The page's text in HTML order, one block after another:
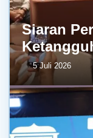
Siaran
5 Juli 2026